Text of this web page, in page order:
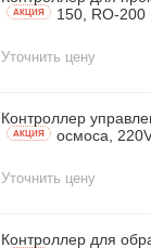
150, RO-200
AКЦИЯ
Уточнить цену
Контроллер
осмоса,
AКЦИЯ
Уточнить цену
Контроллер для